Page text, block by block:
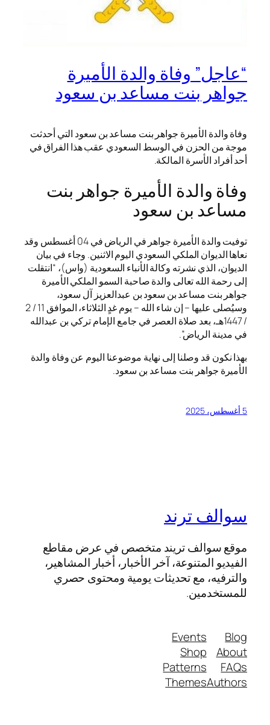
“عاجل” وفاة والدة الأميرة
جواهر بنت مساعد بن سعود
وفاة والدة الأميرة جواهر بنت مساعد بن سعود التي أحدثت
موجة من الحزن في الوسط السعودي عقب هذا الفراق في
أحد أفراد الأسرة المالكة.
وفاة والدة الأميرة جواهر بنت
مساعد بن سعود
توفيت والدة الأميرة جواهر في الرياض في 04 أغسطس وقد
نعاها الديوان الملكي السعودي اليوم الاثنين. وجاء في بيان
الديوان، الذي نشرته وكالة الأنباء السعودية (واس)، “انتقلت
إلى رحمة الله تعالى والدة صاحبة السمو الملكي الأميرة
جواهر بنت مساعد بن سعود بن عبدالعزيز آل سعود،
وسيُصلى عليها – إن شاء الله – يوم غدٍ الثلاثاء، الموافق 11 / 2
/ 1447هـ، بعد صلاة العصر في جامع الإمام تركي بن عبدالله
في مدينة الرياض”.
بهذا نكون قد وصلنا إلى نهاية موضوعنا اليوم عن وفاة والدة
الأميرة جواهر بنت مساعد بن سعود.
5 أغسطس، 2025
سوالف ترند
موقع سوالف تريند متخصص في عرض مقاطع
الفيديو المتنوعة، آخر الأخبار، أخبار المشاهير،
والترفيه، مع تحديثات يومية ومحتوى حصري
للمستخدمين.
Blog
About
FAQs
Authors
Events
Shop
Patterns
Themes